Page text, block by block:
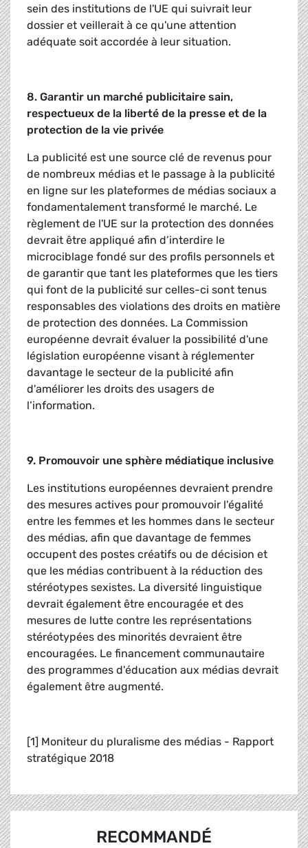
sein des institutions de l'UE qui suivrait leur
dossier et veillerait à ce qu'une attention
adéquate soit accordée à leur situation.
8. Garantir un marché publicitaire sain,
respectueux de la liberté de la presse et de la
protection de la vie privée
La publicité est une source clé de revenus pour
de nombreux médias et le passage à la publicité
en ligne sur les plateformes de médias sociaux a
fondamentalement transformé le marché. Le
règlement de l'UE sur la protection des données
devrait être appliqué afin d’interdire le
microciblage fondé sur des profils personnels et
de garantir que tant les plateformes que les tiers
qui font de la publicité sur celles-ci sont tenus
responsables des violations des droits en matière
de protection des données. La Commission
européenne devrait évaluer la possibilité d'une
législation européenne visant à réglementer
davantage le secteur de la publicité afin
d'améliorer les droits des usagers de
l’information.
9. Promouvoir une sphère médiatique inclusive
Les institutions européennes devraient prendre
des mesures actives pour promouvoir l'égalité
entre les femmes et les hommes dans le secteur
des médias, afin que davantage de femmes
occupent des postes créatifs ou de décision et
que les médias contribuent à la réduction des
stéréotypes sexistes. La diversité linguistique
devrait également être encouragée et des
mesures de lutte contre les représentations
stéréotypées des minorités devraient être
encouragées. Le financement communautaire
des programmes d'éducation aux médias devrait
également être augmenté.
[1] Moniteur du pluralisme des médias - Rapport
stratégique 2018
RECOMMANDÉ